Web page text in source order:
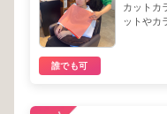
カットカ
ットやカ
誰でも可